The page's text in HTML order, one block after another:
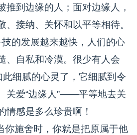
推到边缘的人；面对边缘人，
、接纳、关怀和以平等相待。
的发展越来越快，人们的心
、自私和冷漠。很少有人会
此细腻的心灵了，它细腻到令
关爱“边缘人”——平等地去关
情感是多么珍贵啊！
你施舍时，你就是把原属于他